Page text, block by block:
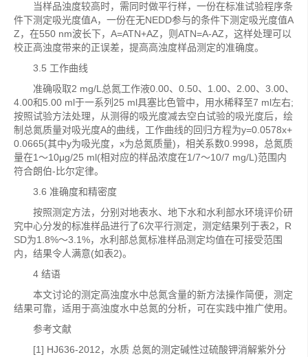
当样品浊度较高时，需同时做平行样，一份在标准试验程序条
件下测定吸光度值A，一份在无NEDD参与的条件下测定吸光度值A
Z，在550 nm波长下，A=ATN+AZ，则ATN=A-AZ，这样处理可以
校正高浊度带来的正误差，提高高浊度样品测定的准确度。
3.5 工作曲线
准确吸取2 mg/L总氮工作液0.00、0.50、1.00、2.00、3.00、
4.00和5.00 ml于一系列25 ml具塞比色管中，用水稀释至7 ml左右;
按照试验方法处理，从测得的吸光度减去空白试验的吸光度后，绘
制总氮质量对吸光度A的曲线，工作曲线的回归方程为y=0.0578x+
0.0665(其中y为吸光度，x为总氮质量)，相关系数0.9998，总氮质
量在1～10μg/25 ml(相对应的样品浓度在1/7～10/7 mg/L)范围内
符合朗伯-比尔定律。
3.6 准确度和精密度
按照测定方法，分别对地表水、地下水和水利部水环境评价研
究中心分发的标准样品进行了6次平行测定，测定结果列于表2，R
SD为1.8%～3.1%，水利部总氮标准样品测定均值在可接受范围
内，结果令人满意(如表2)。
4 结语
本文讨论的测定高浊度水中总氮含量的新方法操作简便，测定
结果可靠，适用于高浊度水中总氮的分析，可在实践中推广使用。
参考文献
[1] HJ636-2012，水质 总氮的测定碱性过硫酸钾消解紫外分